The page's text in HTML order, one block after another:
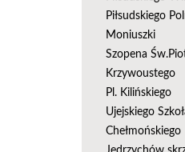
Piłsudskiego
Moniuszki
Szopena
Krzywoustego
Pl. Kilińskiego
Ujejskiego
Chełmońskiego